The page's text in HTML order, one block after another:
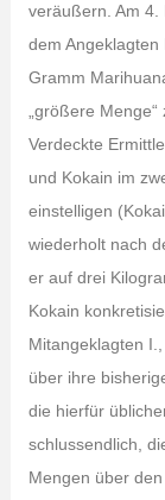
veräußern. Am 4.
dem
Gramm
„größere
Verdeckte
und Kokain im
einstelligen
wiederholt nach
er auf drei
Kokain
Mitangeklagten
über ihre
die hierfür
schlussendlich,
Mengen über